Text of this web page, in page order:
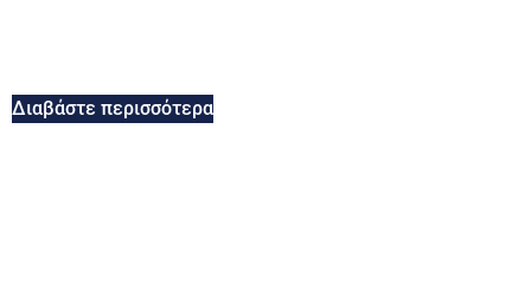
Διαβάστε περισσότερα